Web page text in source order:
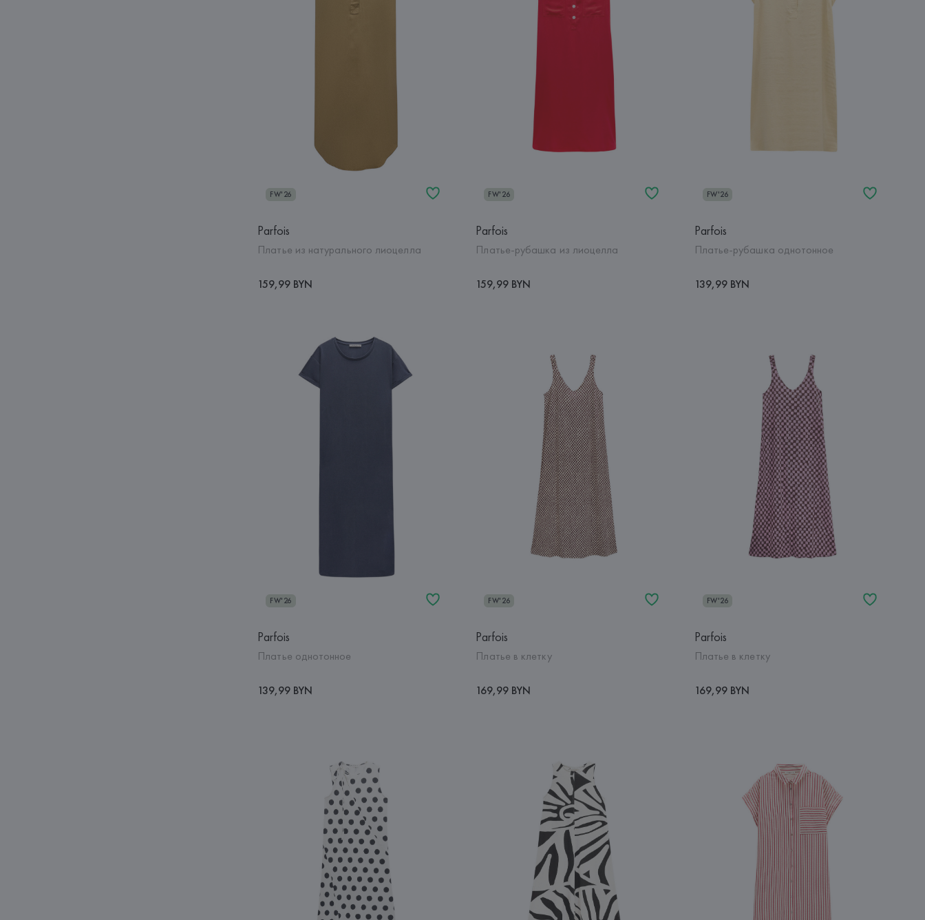
FW'26
Parfois
Платье из натурального лиоцелла
159,99 BYN
FW'26
Parfois
Платье-рубашка из лиоцелла
159,99 BYN
FW'26
Parfois
Платье-рубашка однотонное
139,99 BYN
FW'26
Parfois
Платье однотонное
139,99 BYN
FW'26
Parfois
Платье в клетку
169,99 BYN
FW'26
Parfois
Платье в клетку
169,99 BYN